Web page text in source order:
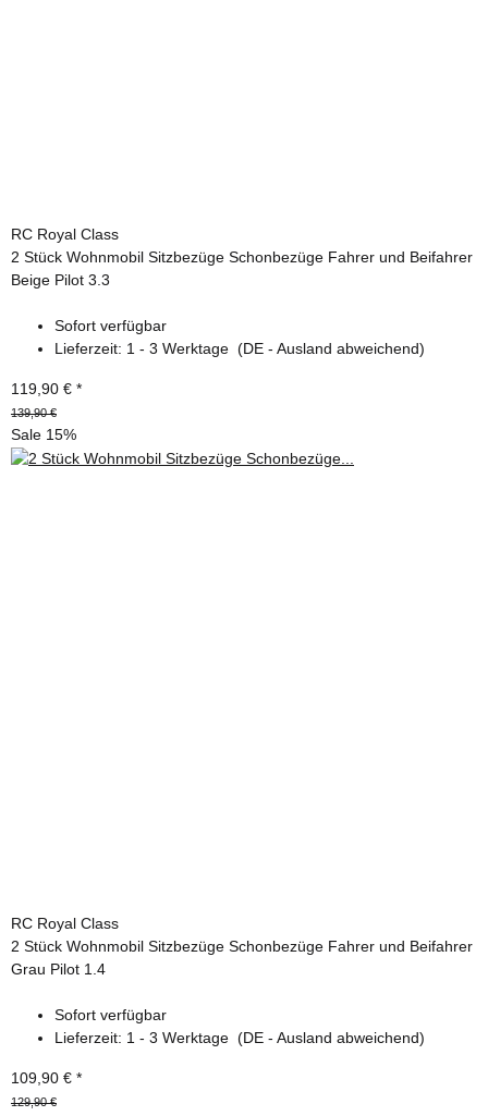
RC Royal Class
2 Stück Wohnmobil Sitzbezüge Schonbezüge Fahrer und Beifahrer
Beige Pilot 3.3
Sofort verfügbar
Lieferzeit: 1 - 3 Werktage (DE - Ausland abweichend)
119,90 € *
139,90 €
Sale 15%
RC Royal Class
2 Stück Wohnmobil Sitzbezüge Schonbezüge Fahrer und Beifahrer
Grau Pilot 1.4
Sofort verfügbar
Lieferzeit: 1 - 3 Werktage (DE - Ausland abweichend)
109,90 € *
129,90 €